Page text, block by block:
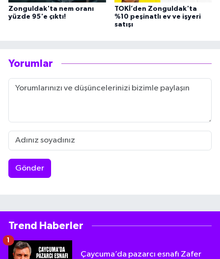
Zonguldak'ta nem oranı
yüzde 95'e çıktı!
TOKİ’den Zonguldak'ta
%10 peşinatlı ev ve işyeri
satışı
Yorumlar
Gönder
Trend Haberler
Çaycuma’da pazarcı esnafı Zafer
1